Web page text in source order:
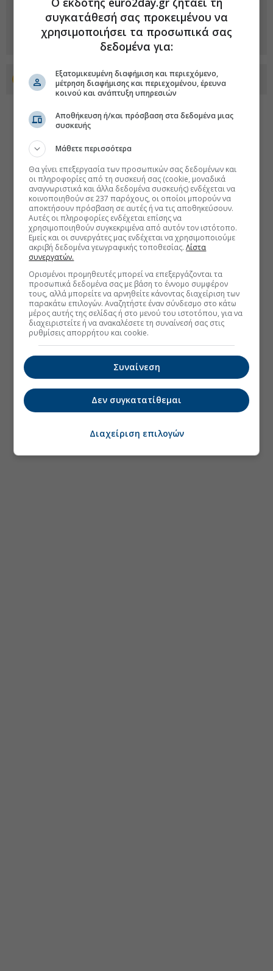
Προσθέστε το euro2day.gr στο Discover
συγκατάθεσή σας προκειμένου να
χρησιμοποιήσει τα προσωπικά σας
δεδομένα για:
Εξατομικευμένη διαφήμιση και περιεχόμενο,
μέτρηση διαφήμισης και περιεχομένου, έρευνα
κοινού και ανάπτυξη υπηρεσιών
Αποθήκευση ή/και πρόσβαση στα δεδομένα μιας
συσκευής
Μάθετε περισσότερα
Θα γίνει επεξεργασία των προσωπικών σας δεδομένων και
οι πληροφορίες από τη συσκευή σας (cookie, μοναδικά
αναγνωριστικά και άλλα δεδομένα συσκευής) ενδέχεται να
κοινοποιηθούν σε 237 παρόχους, οι οποίοι μπορούν να
αποκτήσουν πρόσβαση σε αυτές ή να τις αποθηκεύσουν.
Αυτές οι πληροφορίες ενδέχεται επίσης να
χρησιμοποιηθούν συγκεκριμένα από αυτόν τον ιστότοπο.
Εμείς και οι συνεργάτες μας ενδέχεται να χρησιμοποιούμε
ακριβή δεδομένα γεωγραφικής τοποθεσίας.Λίστα
συνεργατών.
Ορισμένοι προμηθευτές μπορεί να επεξεργάζονται τα
προσωπικά δεδομένα σας με βάση το έννομο συμφέρον
τους, αλλά μπορείτε να αρνηθείτε κάνοντας διαχείριση των
παρακάτω επιλογών. Αναζητήστε έναν σύνδεσμο στο κάτω
μέρος αυτής της σελίδας ή στο μενού του ιστοτόπου, για να
διαχειριστείτε ή να ανακαλέσετε τη συναίνεσή σας στις
ρυθμίσεις απορρήτου και cookie.
Συναίνεση
Δεν συγκατατίθεμαι
Διαχείριση επιλογών